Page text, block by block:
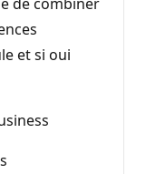
et si oui